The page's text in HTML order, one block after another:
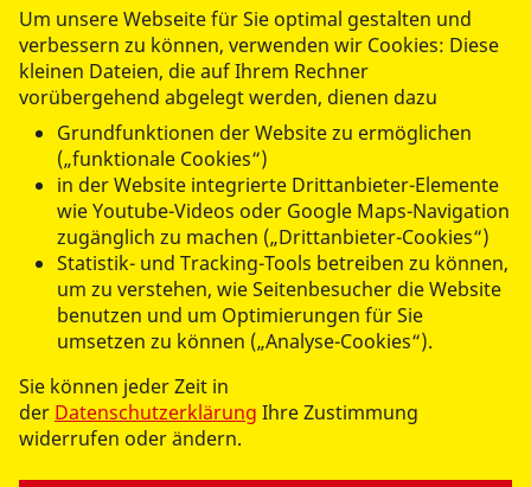
© 2026 ASB Speyer
Impressum
Datenschutz
Um unsere Webseite für Sie optimal gestalten und
verbessern zu können, verwenden wir Cookies: Diese
kleinen Dateien, die auf Ihrem Rechner
vorübergehend abgelegt werden, dienen dazu
Grundfunktionen der Website zu ermöglichen
(„funktionale Cookies“)
in der Website integrierte Drittanbieter-Elemente
wie Youtube-Videos oder Google Maps-Navigation
zugänglich zu machen („Drittanbieter-Cookies“)
Statistik- und Tracking-Tools betreiben zu können,
um zu verstehen, wie Seitenbesucher die Website
benutzen und um Optimierungen für Sie
umsetzen zu können („Analyse-Cookies“).
Sie können jeder Zeit in
der Datenschutzerklärung Ihre Zustimmung
widerrufen oder ändern.